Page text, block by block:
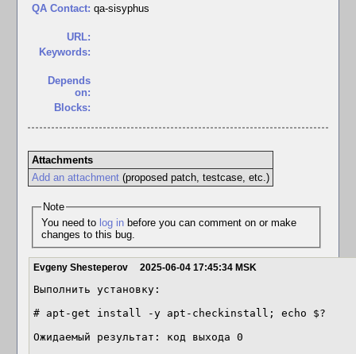
QA Contact: qa-sisyphus
URL:
Keywords:
Depends
on:
Blocks:
Attachments
Add an attachment(proposed patch, testcase, etc.)
Note
You need to log inbefore you can comment on or make
changes to this bug.
Evgeny Shesteperov 2025-06-04 17:45:34 MSK
Выполнить установку:
# apt-get install -y apt-checkinstall; echo $?
Ожидаемый результат: код выхода 0